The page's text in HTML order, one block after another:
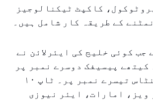
کاکپٹ ٹیکنالوجیز
کے طریقہ کار شامل ہیں۔
جب کوئی خلیج کی ایئرلائن نے
کیتھے پیسیفک دوسرے نمبر پر
رہے، جب کہ قنٹاس تیسرے نمبر پر۔ ٹاپ ۱۰
ویز، امارات، ایئر نیوزی